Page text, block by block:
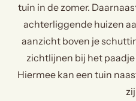
tuin in de zomer.
achterliggende huizen
aanzicht boven je
zichtlijnen bij het
Hiermee kan een tuin